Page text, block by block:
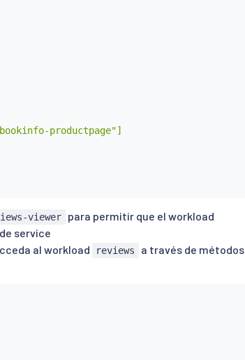
productpage"]
viewer para permitir que el workload
service
al workload reviews a través de métodos